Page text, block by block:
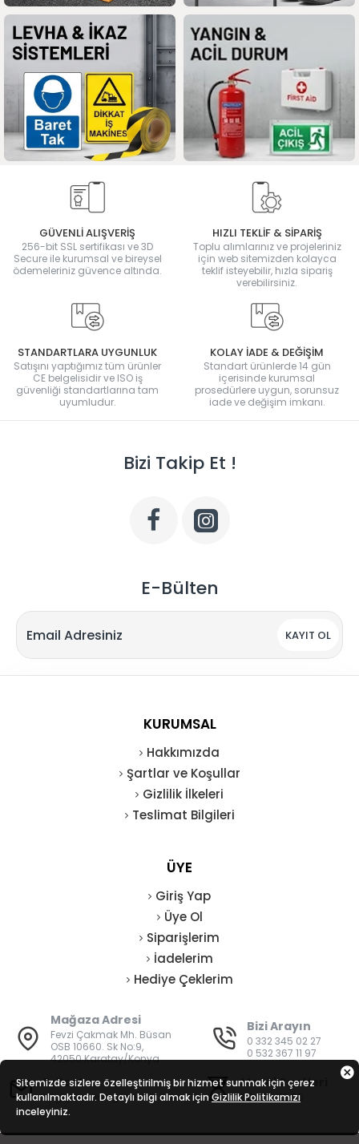
GÜVENLİ ALIŞVERİŞ
256-bit SSL sertifikası ve 3D
Secure ile kurumsal ve bireysel
ödemeleriniz güvence altında.
HIZLI TEKLİF & SİPARİŞ
Toplu alımlarınız ve projeleriniz
için web sitemizden kolayca
teklif isteyebilir, hızla sipariş
verebilirsiniz.
STANDARTLARA UYGUNLUK
Satışını yaptığımız tüm ürünler
CE belgelisidir ve ISO iş
güvenliği standartlarına tam
uyumludur.
KOLAY İADE & DEĞİŞİM
Standart ürünlerde 14 gün
içerisinde kurumsal
prosedürlere uygun, sorunsuz
iade ve değişim imkanı.
Bizi Takip Et !
E-Bülten
KAYIT OL
KURUMSAL
Hakkımızda
Şartlar ve Koşullar
Gizlilik İlkeleri
Teslimat Bilgileri
ÜYE
Giriş Yap
Üye Ol
Siparişlerim
İadelerim
Hediye Çeklerim
Mağaza Adresi
Fevzi Çakmak Mh. Büsan
OSB 10660. Sk No:9,
42050 Karatay/Konya
Bizi Arayın
0 332 345 02 27
0 532 367 11 97
E-Posta
bilgi@vatanisguvenligi.com
Mesai Saatleri
08:00 - 19:00
Sitemizde sizlere özelleştirilmiş bir hizmet sunmak için çerez
kullanılmaktadır. Detaylı bilgi almak için Gizlilik Politikamızı
inceleyiniz.